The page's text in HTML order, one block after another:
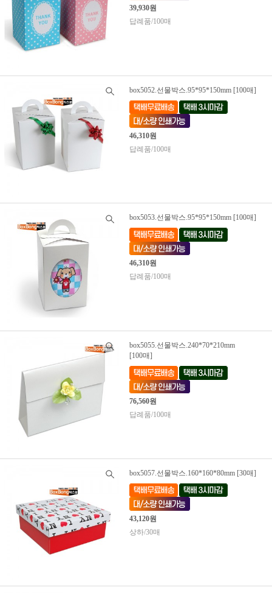
39,930원
답례품/100매
box5052.선물박스.95*95*150mm [100매]
46,310원
답례품/100매
box5053.선물박스.95*95*150mm [100매]
46,310원
답례품/100매
box5055.선물박스.240*70*210mm
[100매]
76,560원
답례품/100매
box5057.선물박스.160*160*80mm [30매]
43,120원
상하/30매